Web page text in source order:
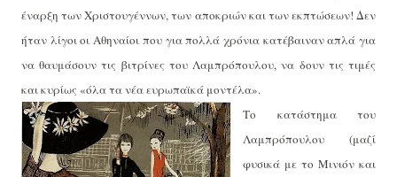
έναρξη των Χριστουγέννων, των αποκριών και των εκπτώσεων! Δεν
ήταν λίγοι οι Αθηναίοι που για πολλά χρόνια κατέβαιναν απλά για
να θαυμάσουν τις βιτρίνες του Λαμπρόπουλου, να δουν τις τιμές
και κυρίως «όλα τα νέα ευρωπαϊκά μοντέλα».
Το κατάστημα του
Λαμπρόπουλου (μαζί
φυσικά με το Μινιόν και